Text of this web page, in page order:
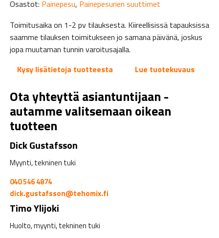
Osastot: Painepesu, Painepesurien suuttimet
Toimitusaika on 1-2 pv tilauksesta. Kiireellisissä tapauksissa
saamme tilauksen toimitukseen jo samana päivänä, joskus
jopa muutaman tunnin varoitusajalla.
Kysy lisätietoja tuotteesta
Lue tuotekuvaus
Ota yhteyttä asiantuntijaan -
autamme valitsemaan oikean
tuotteen
Dick Gustafsson
Myynti, tekninen tuki
040 546 4874
dick.gustafsson@tehomix.fi
Timo Ylijoki
Huolto, myynti, tekninen tuki